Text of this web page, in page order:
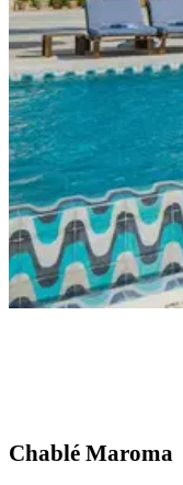
Chablé Maroma